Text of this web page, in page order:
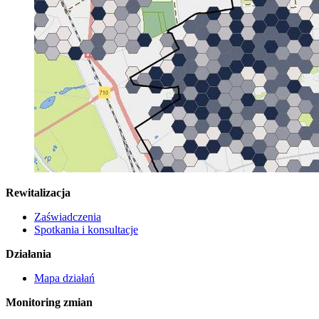
Rewitalizacja
Zaświadczenia
Spotkania i konsultacje
Działania
Mapa działań
Monitoring zmian